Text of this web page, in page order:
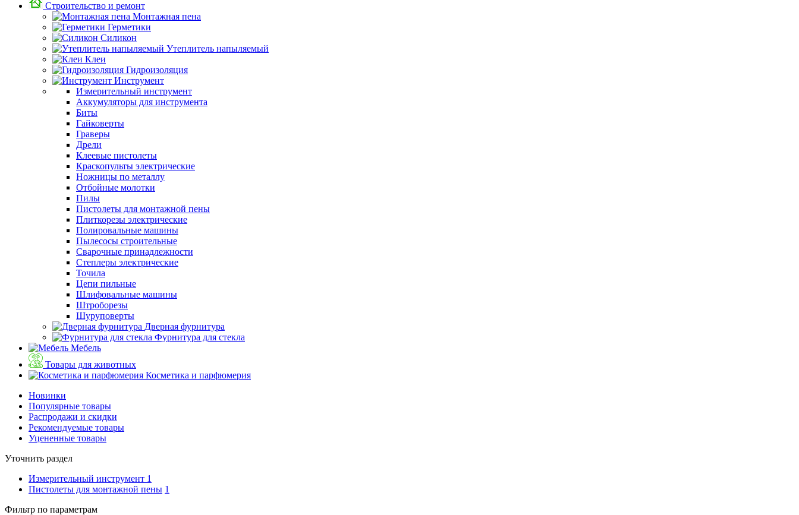
Строительство и ремонт
Монтажная пена
Герметики
Силикон
Утеплитель напыляемый
Клеи
Гидроизоляция
Инструмент
Измерительный инструмент
Аккумуляторы для инструмента
Биты
Гайковерты
Граверы
Дрели
Клеевые пистолеты
Краскопульты электрические
Ножницы по металлу
Отбойные молотки
Пилы
Пистолеты для монтажной пены
Плиткорезы электрические
Полировальные машины
Пылесосы строительные
Сварочные принадлежности
Степлеры электрические
Точила
Цепи пильные
Шлифовальные машины
Штроборезы
Шуруповерты
Дверная фурнитура
Фурнитура для стекла
Мебель
Товары для животных
Косметика и парфюмерия
Новинки
Популярные товары
Распродажи и скидки
Рекомендуемые товары
Уцененные товары
Уточнить раздел
Измерительный инструмент 1
Пистолеты для монтажной пены 1
Фильтр по параметрам